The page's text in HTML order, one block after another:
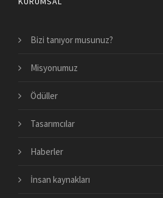
Bizi tanıyor musunuz?
Misyonumuz
Ödüller
Tasarımcılar
Haberler
İnsan kaynakları